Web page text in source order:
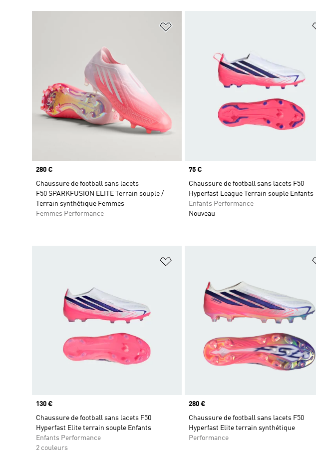
Prix
280 €
Chaussure de football sans lacets
F50 SPARKFUSION ELITE Terrain souple /
Terrain synthétique Femmes
Femmes Performance
Prix
75 €
Chaussure de football sans lacets F50
Hyperfast League Terrain souple Enfants
Enfants Performance
Nouveau
Prix
130 €
Chaussure de football sans lacets F50
Hyperfast Elite terrain souple Enfants
Enfants Performance
2 couleurs
Prix
280 €
Chaussure de football sans lacets F50
Hyperfast Elite terrain synthétique
Performance